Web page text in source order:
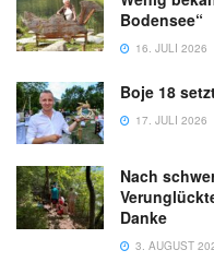
Bodensee“
16. JULI 2026
Boje 18
17. JULI 2026
Nach
Danke
3. AUGUST